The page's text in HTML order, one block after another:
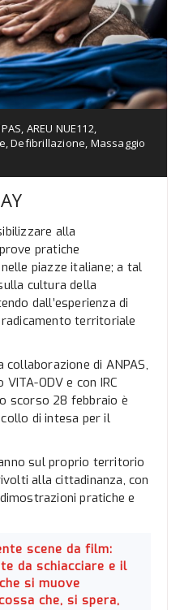
, AREU NUE112,
,Defibrillazione, Massaggio
alla
pratiche
piazze italiane; a tal
cultura della
dall’esperienza di
territoriale
collaborazione di ANPAS,
ODV e con IRC
scorso 28 febbraio è
di intesa per il
sul proprio territorio
alla cittadinanza, con
pratiche e
scene da film:
da schiacciare e il
si muove
che, si spera,